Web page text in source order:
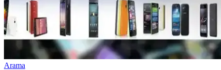
Arama